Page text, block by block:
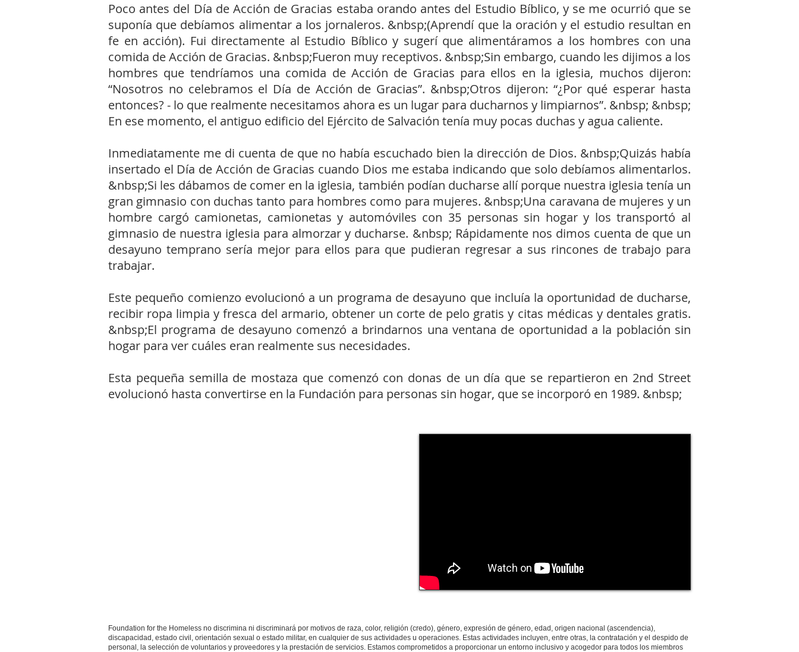
Poco antes del Día de Acción de Gracias estaba orando antes del Estudio Bíblico, y se me ocurrió que se
suponía que debíamos alimentar a los jornaleros. &nbsp;(Aprendí que la oración y el estudio resultan en
fe en acción). Fui directamente al Estudio Bíblico y sugerí que alimentáramos a los hombres con una
comida de Acción de Gracias. &nbsp;Fueron muy receptivos. &nbsp;Sin embargo, cuando les dijimos a los
hombres que tendríamos una comida de Acción de Gracias para ellos en la iglesia, muchos dijeron:
“Nosotros no celebramos el Día de Acción de Gracias”. &nbsp;Otros dijeron: “¿Por qué esperar hasta
entonces? - lo que realmente necesitamos ahora es un lugar para ducharnos y limpiarnos”. &nbsp; &nbsp;
En ese momento, el antiguo edificio del Ejército de Salvación tenía muy pocas duchas y agua caliente.
Inmediatamente me di cuenta de que no había escuchado bien la dirección de Dios. &nbsp;Quizás había
insertado el Día de Acción de Gracias cuando Dios me estaba indicando que solo debíamos alimentarlos.
&nbsp;Si les dábamos de comer en la iglesia, también podían ducharse allí porque nuestra iglesia tenía un
gran gimnasio con duchas tanto para hombres como para mujeres. &nbsp;Una caravana de mujeres y un
hombre cargó camionetas, camionetas y automóviles con 35 personas sin hogar y los transportó al
gimnasio de nuestra iglesia para almorzar y ducharse. &nbsp; Rápidamente nos dimos cuenta de que un
desayuno temprano sería mejor para ellos para que pudieran regresar a sus rincones de trabajo para
trabajar.
Este pequeño comienzo evolucionó a un programa de desayuno que incluía la oportunidad de ducharse,
recibir ropa limpia y fresca del armario, obtener un corte de pelo gratis y citas médicas y dentales gratis.
&nbsp;El programa de desayuno comenzó a brindarnos una ventana de oportunidad a la población sin
hogar para ver cuáles eran realmente sus necesidades.
Esta pequeña semilla de mostaza que comenzó con donas de un día que se repartieron en 2nd Street
evolucionó hasta convertirse en la Fundación para personas sin hogar, que se incorporó en 1989. &nbsp;
Foundation for the Homeless no discrimina ni discriminará por motivos de raza, color, religión (credo), género, expresión de género, edad, origen nacional (ascendencia),
discapacidad, estado civil, orientación sexual o estado militar, en cualquier de sus actividades u operaciones. Estas actividades incluyen, entre otras, la contratación y el despido de
personal, la selección de voluntarios y proveedores y la prestación de servicios. Estamos comprometidos a proporcionar un entorno inclusivo y acogedor para todos los miembros